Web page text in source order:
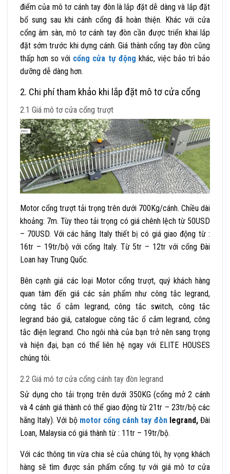
điểm của mô tơ cánh tay đòn là lắp đặt dễ dàng và lắp đặt
bổ sung sau khi cánh cổng đã hoàn thiện. Khác với cửa
cổng âm sàn, mô tơ cánh tay đòn cần được triển khai lắp
đặt sớm trước khi dựng cánh. Giá thành cổng tay đòn cũng
thấp hơn so với cổng cửa tự động khác, việc bảo trì bảo
dưỡng dễ dàng hơn.
2. Chi phí tham khảo khi lắp đặt mô tơ cửa cổng
2.1 Giá mô tơ cửa cổng trượt
Motor cổng trượt tải trọng trên dưới 700Kg/cánh. Chiều dài
khoảng: 7m. Tùy theo tải trọng có giá chênh lệch từ 50USD
– 70USD. Với các hãng Italy thiết bị có giá giao động từ :
16tr – 19tr/bộ với cổng Italy. Từ 5tr – 12tr với cổng Đài
Loan hay Trung Quốc.
Bên cạnh giá các loại Motor cổng trượt, quý khách hàng
quan tâm đến giá các sản phẩm như công tắc legrand,
công tắc ổ cắm legrand, công tắc switch, công tắc
legrand báo giá, catalogue công tắc ổ cắm legrand, công
tắc điện legrand. Cho ngôi nhà của bạn trở nên sang trọng
và hiện đại, bạn có thể liên hệ ngay với ELITE HOUSES
chúng tôi.
2.2 Giá mô tơ cửa cổng cánh tay đòn legrand
Sử dụng cho tải trọng trên dưới 350KG (cổng mở 2 cánh
và 4 cánh giá thành có thể giao động từ 21tr – 23tr/bộ các
hãng Italy). Với bộ motor cổng cánh tay đòn legrand,Đài
Loan, Malaysia có giá thành từ : 11tr – 19tr/bộ.
Với các thông tin vừa chia sẻ của chúng tôi, hy vọng khách
hàng sẽ tìm được sản phẩm cổng tự với giá mô tơ cửa